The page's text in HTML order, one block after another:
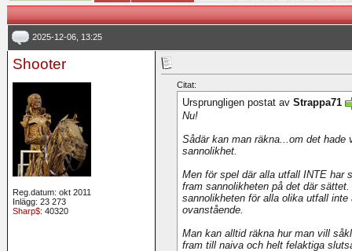
2025-12-06, 13:25
Shooter
Reg.datum: okt 2011
Inlägg: 23 273
Sharp$: 40320
Citat:
Ursprungligen postat av Strappa71
Nu!
Sådär kan man räkna...om det
sannolikhet.
Men för spel där alla utfall INTE har
fram sannolikheten på det där
sannolikheten för alla olika utfall
ovanstående.
Man kan alltid räkna hur man vill
fram till naiva och helt felaktiga